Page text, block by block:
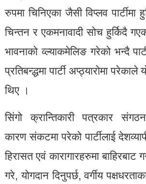
रुपमा चिनिएका जैसी विप्लव पार्टीमा
चिन्तन र एकमनावादी सोच हुर्किदै
भावनाको व्ल्याकमेलिङ गरेको भन्दै
प्रतिबन्द्धमा पार्टी अप्ठ्यारोमा
थिए ।
सिंगो क्रान्तिकारी पत्रकार
कारण संकटमा परेको पार्टीलाई
हिरासत एवं कारागारहरुमा
गरे, योगदान दिनुपर्छ, वर्गीय